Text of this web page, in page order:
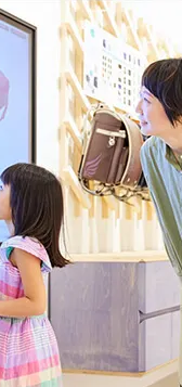
り収納できる
ルラゲッジ
ているので荷
る！！
イド
厚着に合わせ
4ｃｍ広げる
けでなく固
。